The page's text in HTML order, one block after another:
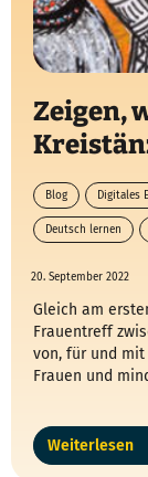
Zeigen,
Blog Digitales
Deutsch lernen
20. September 2022
Gleich am
Frauentreff
von, für und mit
Frauen und
Weiterlesen